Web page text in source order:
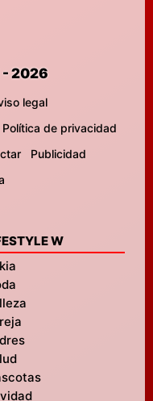
- 2026
legal
Política de privacidad
Publicidad
W